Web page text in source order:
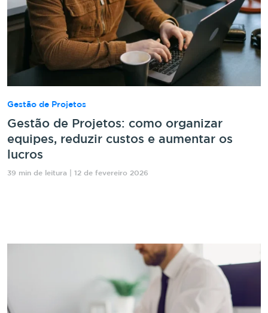
Gestão de Projetos
Gestão de Projetos: como organizar
equipes, reduzir custos e aumentar os
lucros
39 min de leitura | 12 de fevereiro 2026